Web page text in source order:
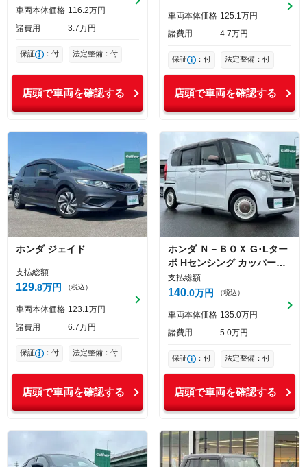
車両本体価格 116 2万円
諸費用
3 7万円
保証 ：付 法定整備：付
店頭で車両を確認する
車両本体価格 125 1万円
諸費用
4 7万円
保証 ：付 法定整備：付
店頭で車両を確認する
ホンダ ジェイド
支払総額
129 8万円 （税込）
車両本体価格 123 1万円
諸費用
6 7万円
保証 ：付 法定整備：付
店頭で車両を確認する
ホンダ Ｎ－ＢＯＸ G･Lター
ボ Hセンシング カッパーブ
ラウンスタイル
支払総額
140 0万円 （税込）
車両本体価格 135 0万円
諸費用
5 0万円
保証 ：付 法定整備：付
店頭で車両を確認する